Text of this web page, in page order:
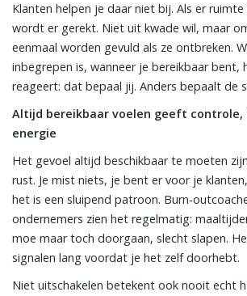
Klanten helpen je daar niet bij. Als er
wordt er gerekt. Niet uit kwade wil, maar
eenmaal worden gevuld als ze ontbreken.
inbegrepen is, wanneer je bereikbaar bent,
reageert: dat bepaal jij. Anders bepaalt de
Altijd bereikbaar voelen geeft controle,
energie
Het gevoel altijd beschikbaar te moeten
rust. Je mist niets, je bent er voor je
het is een sluipend patroon. Burn-
ondernemers zien het regelmatig:
moe maar toch doorgaan, slecht slapen.
signalen lang voordat je het zelf doorhebt.
Niet uitschakelen betekent ook nooit echt